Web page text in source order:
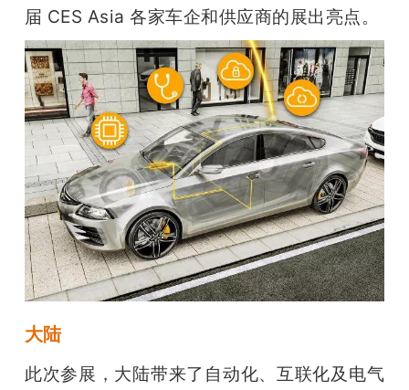
机
届 CES Asia 各家车企和供应商的展出亮点。
大陆
此次参展，大陆带来了自动化、互联化及电气